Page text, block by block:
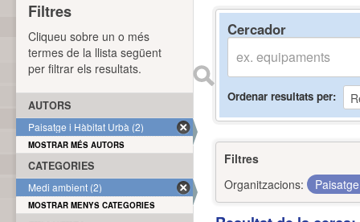
Cercador
Ordenar resultats per
Filtres
Organitzacions:
Filtres
Cliqueu sobre un o més
termes de la llista següent
per filtrar els resultats.
AUTORS
Paisatge i Hàbitat Urbà (2)
MOSTRAR MÉS AUTORS
CATEGORIES
Medi ambient (2)
MOSTRAR MENYS CATEGORIES